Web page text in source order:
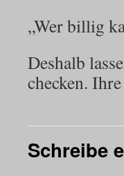
„Wer billig
Deshalb
checken.
Schreibe